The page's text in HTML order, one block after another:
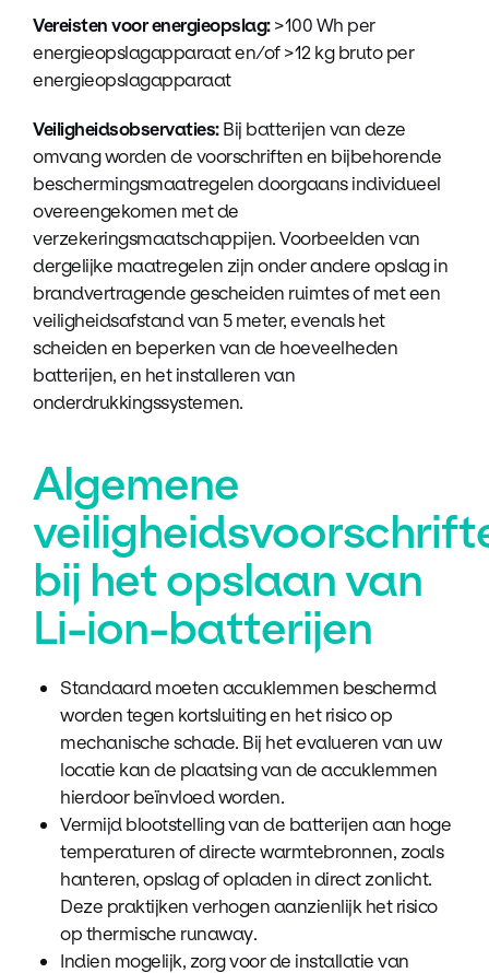
Vereisten voor energieopslag:>100 Wh per
energieopslagapparaat en/of >12 kg bruto per
energieopslagapparaat
Veiligheidsobservaties:Bij batterijen van deze
omvang worden de voorschriften en bijbehorende
beschermingsmaatregelen doorgaans individueel
overeengekomen met de
verzekeringsmaatschappijen. Voorbeelden van
dergelijke maatregelen zijn onder andere opslag in
brandvertragende gescheiden ruimtes of met een
veiligheidsafstand van 5 meter, evenals het
scheiden en beperken van de hoeveelheden
batterijen, en het installeren van
onderdrukkingssystemen.
Algemene
bij het opslaan van
Li-ion-batterijen
Standaard moeten accuklemmen beschermd
worden tegen kortsluiting en het risico op
mechanische schade. Bij het evalueren van uw
locatie kan de plaatsing van de accuklemmen
hierdoor beïnvloed worden.
Vermijd blootstelling van de batterijen aan hoge
temperaturen of directe warmtebronnen, zoals
hanteren, opslag of opladen in direct zonlicht.
Deze praktijken verhogen aanzienlijk het risico
op thermische runaway.
Indien mogelijk, zorg voor de installatie van